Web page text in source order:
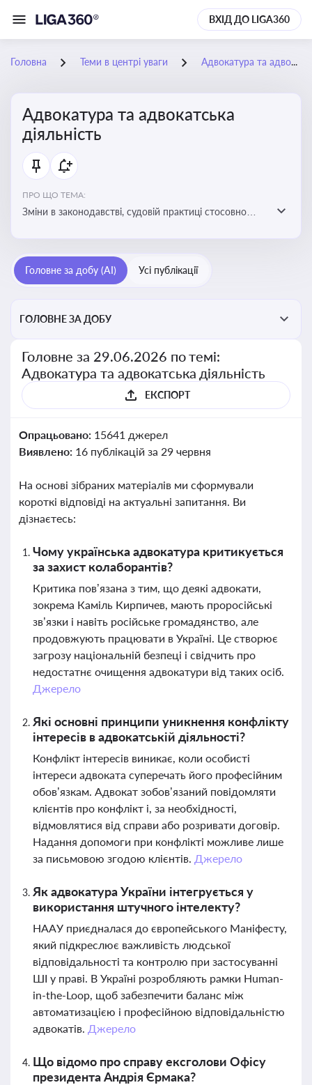
ВХІД ДО LIGA360
Головна Теми в центрі уваги Адвокатура та адвокатська діяльність
Адвокатура та адвокатська
діяльність
ПРО ЩО ТЕМА:
Зміни в законодавстві, судовій практиці стосовно
Головне за добу (AI) Усі публікації
ГОЛОВНЕ ЗА ДОБУ
Головне за 29.06.2026 по темі:
Адвокатура та адвокатська діяльність
ЕКСПОРТ
Опрацьовано: 15641 джерел
Виявлено: 16 публікацій за 29 червня
На основі зібраних матеріалів ми сформували
короткі відповіді на актуальні запитання. Ви
дізнаєтесь:
Чому українська адвокатура критикується
за захист колаборантів?
Критика пов’язана з тим, що деякі адвокати,
зокрема Каміль Кирпичев, мають проросійські
зв’язки і навіть російське громадянство, але
продовжують працювати в Україні. Це створює
загрозу національній безпеці і свідчить про
недостатнє очищення адвокатури від таких осіб.
Джерело
Які основні принципи уникнення конфлікту
інтересів в адвокатській діяльності?
Конфлікт інтересів виникає, коли особисті
інтереси адвоката суперечать його професійним
обов’язкам. Адвокат зобов’язаний повідомляти
клієнтів про конфлікт і, за необхідності,
відмовлятися від справи або розривати договір.
Надання допомоги при конфлікті можливе лише
за письмовою згодою клієнтів. Джерело
Як адвокатура України інтегрується у
використання штучного інтелекту?
НААУ приєдналася до європейського Маніфесту,
який підкреслює важливість людської
відповідальності та контролю при застосуванні
ШІ у праві. В Україні розробляють рамки Human-
in-the-Loop, щоб забезпечити баланс між
автоматизацією і професійною відповідальністю
адвокатів. Джерело
Що відомо про справу ексголови Офісу
президента Андрія Єрмака?